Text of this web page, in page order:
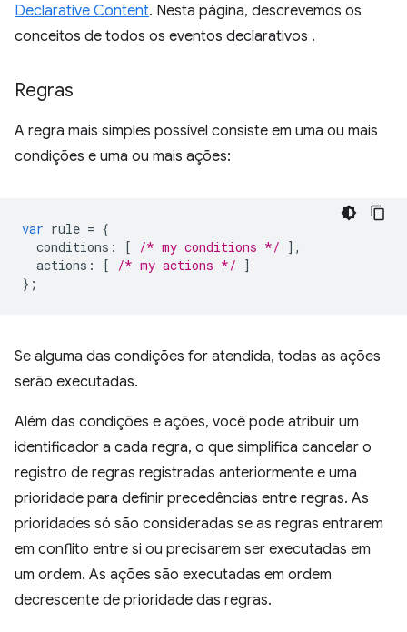
Declarative Content. Nesta página, descrevemos os
conceitos de todos os eventos declarativos .
Regras
A regra mais simples possível consiste em uma ou mais
condições e uma ou mais ações:
var rule = {
conditions : [ /* my conditions */ ],
actions : [ /* my actions */ ]
};
Se alguma das condições for atendida, todas as ações
serão executadas.
Além das condições e ações, você pode atribuir um
identificador a cada regra, o que simplifica cancelar o
registro de regras registradas anteriormente e uma
prioridade para definir precedências entre regras. As
prioridades só são consideradas se as regras entrarem
em conflito entre si ou precisarem ser executadas em
um ordem. As ações são executadas em ordem
decrescente de prioridade das regras.